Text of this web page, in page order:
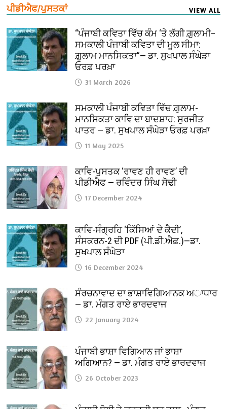
ਪੀਡੀਐਫ/ਪੁਸਤਕਾਂ VIEW ALL
“ਪੰਜਾਬੀ ਕਵਿਤਾ ਵਿੱਚ ਕੰਮ ‘ਤੇ ਲੱਗੀ ਗ਼ੁਲਾਮੀ–
ਸਮਕਾਲੀ ਪੰਜਾਬੀ ਕਵਿਤਾ ਦੀ ਮੂਲ ਸੀਮਾ:
ਗ਼ੁਲਾਮ ਮਾਨਸਿਕਤਾ”— ਡਾ. ਸੁਖਪਾਲ ਸੰਘੇੜਾ
ਓਰਫ਼ ਪਰਖ਼ਾ
31 March 2026
ਸਮਕਾਲੀ ਪੰਜਾਬੀ ਕਵਿਤਾ ਵਿੱਚ ਗ਼ੁਲਾਮ-
ਮਾਨਸਿਕਤਾ ਕਾਵਿ ਦਾ ਬਾਦਸ਼ਾਹ: ਸੁਰਜੀਤ
ਪਾਤਰ — ਡਾ. ਸੁਖਪਾਲ ਸੰਘੇੜਾ ਓਰਫ਼ ਪਰਖ਼ਾ
11 May 2025
ਕਾਵਿ-ਪੁਸਤਕ ‘ਰਾਵਣ ਹੀ ਰਾਵਣ’ ਦੀ
ਪੀਡੀਐਫ — ਰਵਿੰਦਰ ਸਿੰਘ ਸੋਢੀ
17 December 2024
ਕਾਵਿ-ਸੰਗ੍ਰਹਿ ‘ਕਿੱਸਿਆਂ ਦੇ ਕੈਦੀ’,
ਸੰਸਕਰਨ-2 ਦੀ PDF (ਪੀ.ਡੀ.ਐਫ਼.)—ਡਾ.
ਸੁਖਪਾਲ ਸੰਘੇੜਾ
16 December 2024
ਸੰਰਚਨਾਵਾਦ ਦਾ ਭਾਸ਼ਾਵਿਗਿਆਨਕ ਅਾਧਾਰ
— ਡਾ. ਮੰਗਤ ਰਾਏ ਭਾਰਦਵਾਜ
22 January 2024
ਪੰਜਾਬੀ ਭਾਸ਼ਾ ਵਿਗਿਆਨ ਜਾਂ ਭਾਸ਼ਾ
ਅਗਿਆਨ? — ਡਾ. ਮੰਗਤ ਰਾਏ ਭਾਰਦਵਾਜ
26 October 2023